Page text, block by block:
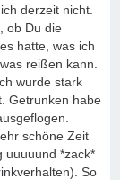
derzeit nicht.
ob Du die
hatte, was ich
reißen kann.
wurde stark
Getrunken habe
schöne Zeit
uuuuund *zack*
So